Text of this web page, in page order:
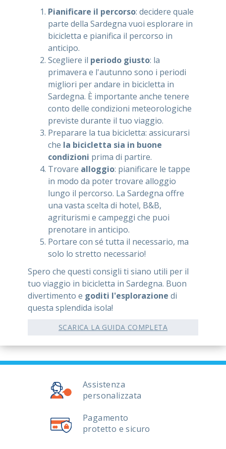
Pianificare il percorso: decidere quale
parte della Sardegna vuoi esplorare in
bicicletta e pianifica il percorso in
anticipo.
Scegliere il periodo giusto: la
primavera e l'autunno sono i periodi
migliori per andare in bicicletta in
Sardegna. È importante anche tenere
conto delle condizioni meteorologiche
previste durante il tuo viaggio.
Preparare la tua bicicletta: assicurarsi
che la bicicletta sia in buone
condizioni prima di partire.
Trovare alloggio: pianificare le tappe
in modo da poter trovare alloggio
lungo il percorso. La Sardegna offre
una vasta scelta di hotel, B&B,
agriturismi e campeggi che puoi
prenotare in anticipo.
Portare con sé tutta il necessario, ma
solo lo stretto necessario!
Spero che questi consigli ti siano utili per il
tuo viaggio in bicicletta in Sardegna. Buon
divertimento e goditi l'esplorazione di
questa splendida isola!
SCARICA LA GUIDA COMPLETA
Assistenza
personalizzata
Pagamento
protetto e sicuro